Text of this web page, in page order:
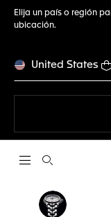
Elija un país o región
ubicación.
United States
Abrir el menú